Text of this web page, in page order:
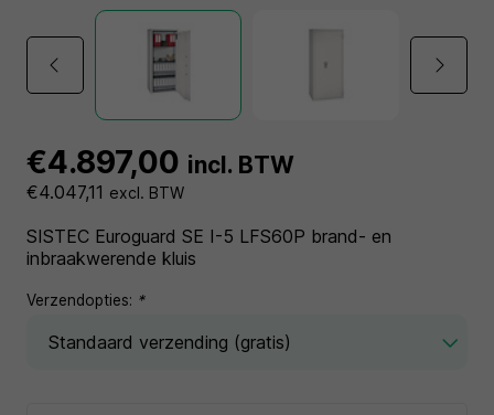
€4.897,00 incl. BTW
€4.047,11 excl. BTW
SISTEC Euroguard SE I-5 LFS60P brand- en
inbraakwerende kluis
Verzendopties: *